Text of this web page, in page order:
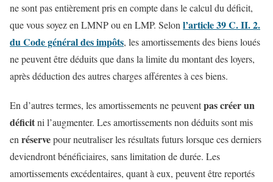
ne sont pas entièrement pris en compte dans le calcul du déficit,
que vous soyez en LMNP ou en LMP. Selon l’article 39 C. II. 2.
du Code général des impôts, les amortissements des biens loués
ne peuvent être déduits que dans la limite du montant des loyers,
après déduction des autres charges afférentes à ces biens.
En d’autres termes, les amortissements ne peuventpas créer un
déficitni l’augmenter. Les amortissements non déduits sont mis
en réservepour neutraliser les résultats futurs lorsque ces derniers
deviendront bénéficiaires, sans limitation de durée. Les
amortissements excédentaires, quant à eux, peuvent être reportés